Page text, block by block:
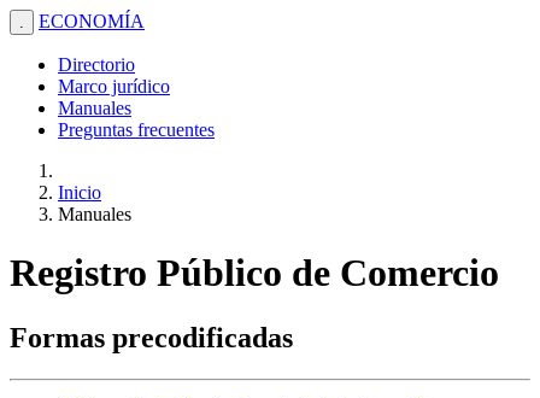
. ECONOMÍA
Directorio
Marco jurídico
Manuales
Preguntas frecuentes
Inicio
Manuales
Registro Público de Comercio
Formas precodificadas